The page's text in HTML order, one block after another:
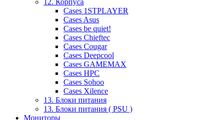
12. Корпуса
Cases 1STPLAYER
Cases Asus
Cases be quiet!
Cases Chieftec
Cases Cougar
Cases Deepcool
Cases GAMEMAX
Cases HPC
Cases Sohoo
Cases Xilence
13. Блоки питания
13. Блоки питания ( PSU )
Мониторы